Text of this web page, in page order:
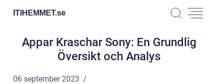
ITIHEMMET.se
Appar Kraschar Sony: En Grundlig
Översikt och Analys
06 september 2023